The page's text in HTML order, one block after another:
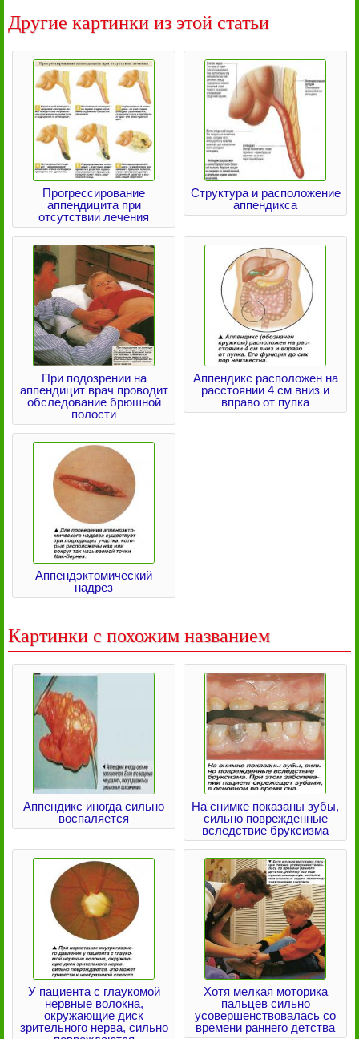
Другие картинки из этой статьи
Прогрессирование
аппендицита при
отсутствии лечения
Структура и расположение
аппендикса
При подозрении на
аппендицит врач проводит
обследование брюшной
полости
Аппендикс расположен на
расстоянии 4 см вниз и
вправо от пупка
Аппендэктомический
надрез
Картинки с похожим названием
Аппендикс иногда сильно
воспаляется
На снимке показаны зубы,
сильно поврежденные
вследствие бруксизма
У пациента с глаукомой
нервные волокна,
окружающие диск
зрительного нерва, сильно
Хотя мелкая моторика
пальцев сильно
усовершенствовалась со
времени раннего детства